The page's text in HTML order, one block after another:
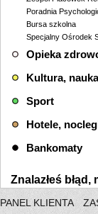
Poradnia
Bursa szkolna
Specjalny Ośrodek
Opieka
Kultura, nauka
Sport
Hotele,
Bankomaty
Znalazłeś
PANEL KLIENTA